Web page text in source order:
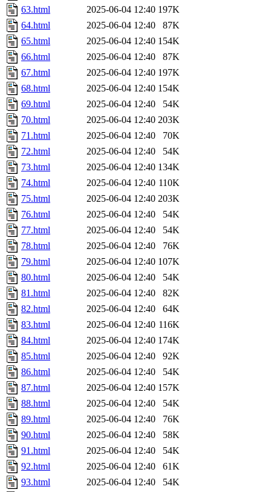
63.html
2025-06-04 12:40 197K
64.html
2025-06-04 12:40
87K
65.html
2025-06-04 12:40 154K
66.html
2025-06-04 12:40
87K
67.html
2025-06-04 12:40 197K
68.html
2025-06-04 12:40 154K
69.html
2025-06-04 12:40
54K
70.html
2025-06-04 12:40 203K
71.html
2025-06-04 12:40
70K
72.html
2025-06-04 12:40
54K
73.html
2025-06-04 12:40 134K
74.html
2025-06-04 12:40 110K
75.html
2025-06-04 12:40 203K
76.html
2025-06-04 12:40
54K
77.html
2025-06-04 12:40
54K
78.html
2025-06-04 12:40
76K
79.html
2025-06-04 12:40 107K
80.html
2025-06-04 12:40
54K
81.html
2025-06-04 12:40
82K
82.html
2025-06-04 12:40
64K
83.html
2025-06-04 12:40 116K
84.html
2025-06-04 12:40 174K
85.html
2025-06-04 12:40
92K
86.html
2025-06-04 12:40
54K
87.html
2025-06-04 12:40 157K
88.html
2025-06-04 12:40
54K
89.html
2025-06-04 12:40
76K
90.html
2025-06-04 12:40
58K
91.html
2025-06-04 12:40
54K
92.html
2025-06-04 12:40
61K
93.html
2025-06-04 12:40
54K